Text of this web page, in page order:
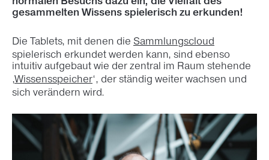
gesammelten Wissens spielerisch zu erkunden!
Die Tablets, mit denen die Sammlungscloud
spielerisch erkundet werden kann, sind ebenso
intuitiv aufgebaut wie der zentral im Raum stehende
‚Wissensspeicher‘, der ständig weiter wachsen und
sich verändern wird.